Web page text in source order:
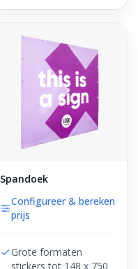
Spandoek
Configureer & bereken
prijs
Grote formaten
stickers tot 148 x 750